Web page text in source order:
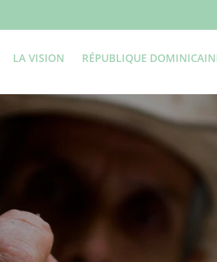
LA VISION RÉPUBLIQUE
ENSEMBLE
DE